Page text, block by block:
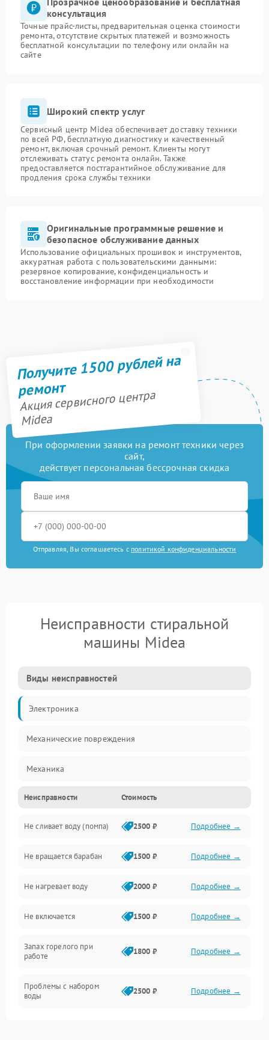
консультация
Точные прайс-листы, предварительная оценка стоимости
ремонта, отсутствие скрытых платежей и возможность
бесплатной консультации по телефону или онлайн на
сайте
Широкий спектр услуг
Сервисный центр Midea обеспечивает доставку техники
по всей РФ, бесплатную диагностику и качественный
ремонт, включая срочный ремонт. Клиенты могут
отслеживать статус ремонта онлайн. Также
предоставляется постгарантийное обслуживание для
продления срока службы техники
Оригинальные программные решение и
безопасное обслуживание данных
Использование официальных прошивок и инструментов,
аккуратная работа с пользовательскими данными:
резервное копирование, конфиденциальность и
восстановление информации при необходимости
Получите 1500 рублей на
ремонт
Акция сервисного центра
Midea
При оформлении заявки на ремонт техники через
сайт,
действует персональная бессрочная скидка
Отправляя, Вы соглашаетесь с политикой конфиденциальности
Неисправности стиральной
машины Midea
Виды неисправностей
Электроника
Механические повреждения
Механика
Электропитание
Водоснабжение
Слив
Программное обеспечение
Неисправности Стоимость
Не сливает воду (помпа) 2500 ₽ Подробнее →
Не вращается барабан 1500 ₽ Подробнее →
Не нагревает воду 2000 ₽ Подробнее →
Не включается 1500 ₽ Подробнее →
Запах горелого при
работе
1800 ₽ Подробнее →
Проблемы с набором
воды
2500 ₽ Подробнее →